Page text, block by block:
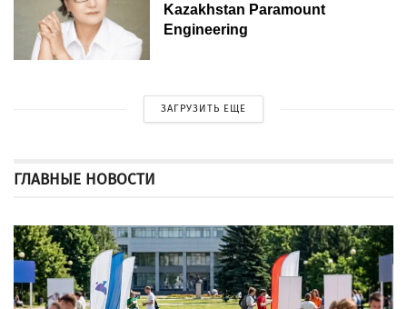
Kazakhstan Paramount
Engineering
ЗАГРУЗИТЬ ЕЩЕ
ГЛАВНЫЕ НОВОСТИ